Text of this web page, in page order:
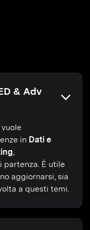
& Adv
in Dati e
È utile
aggiornarsi, sia
a questi temi.